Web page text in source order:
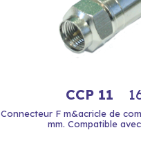
CCP 11
Connecteur F m&acricle de
mm. Compatible